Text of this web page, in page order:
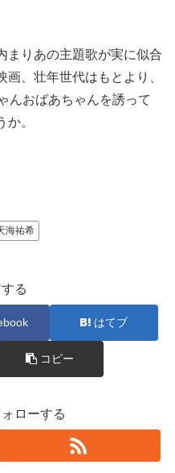
まりあの主題歌が実に似合
、壮年世代はもとより、
んおばあちゃんを誘って
。
海祐希
る
はてブ
コピー
ローする